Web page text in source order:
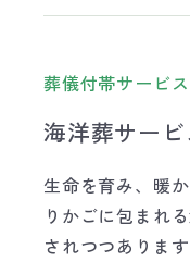
葬儀付帯サービ
海洋葬サービ
生命を育み、暖
りかごに包まれ
されつつあります